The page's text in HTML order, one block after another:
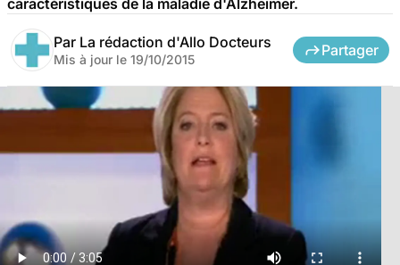
Par La rédaction d'Allo Docteurs
Mis à jour le 19/10/2015
Partager